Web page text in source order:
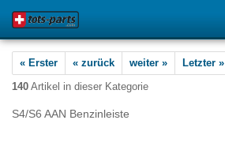
« Erster « zurück weiter »
Letzter »
140 Artikel in dieser Kategorie
S4/S6 AAN Benzinleiste